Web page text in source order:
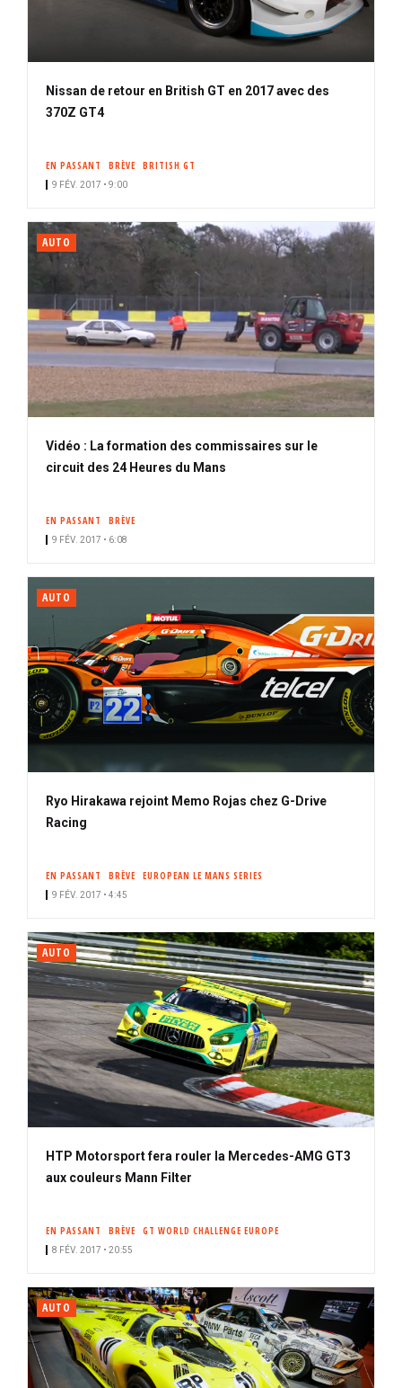
Nissan de retour en British GT en 2017 avec des
370Z GT4
EN PASSANT BRÈVE BRITISH GT
9 FÉV. 2017 • 9:00
AUTO
Vidéo : La formation des commissaires sur le
circuit des 24 Heures du Mans
EN PASSANT BRÈVE
9 FÉV. 2017 • 6:08
AUTO
Ryo Hirakawa rejoint Memo Rojas chez G-Drive
Racing
EN PASSANT BRÈVE EUROPEAN LE MANS SERIES
9 FÉV. 2017 • 4:45
AUTO
HTP Motorsport fera rouler la Mercedes-AMG GT3
aux couleurs Mann Filter
EN PASSANT BRÈVE GT WORLD CHALLENGE EUROPE
8 FÉV. 2017 • 20:55
AUTO